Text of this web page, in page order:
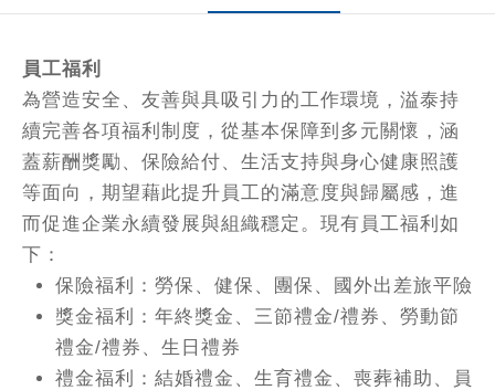
員工福利
為營造安全、友善與具吸引力的工作環境，溢泰持
續完善各項福利制度，從基本保障到多元關懷，涵
蓋薪酬獎勵、保險給付、生活支持與身心健康照護
等面向，期望藉此提升員工的滿意度與歸屬感，進
而促進企業永續發展與組織穩定。現有員工福利如
下：
保險福利：勞保、健保、團保、國外出差旅平險
獎金福利：年終獎金、三節禮金/禮券、勞動節
禮金/禮券、生日禮券
禮金福利：結婚禮金、生育禮金、喪葬補助、員